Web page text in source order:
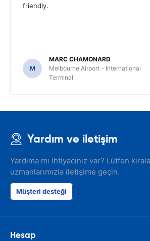
friendly.
M
MARC CHAMONARD
Melbourne Airport - International
Terminal
Yardım ve iletişim
Yardıma mı ihtiyacınız var? Lütfen
uzmanlarımızla iletişime geçin.
Müşteri desteği
Hesap